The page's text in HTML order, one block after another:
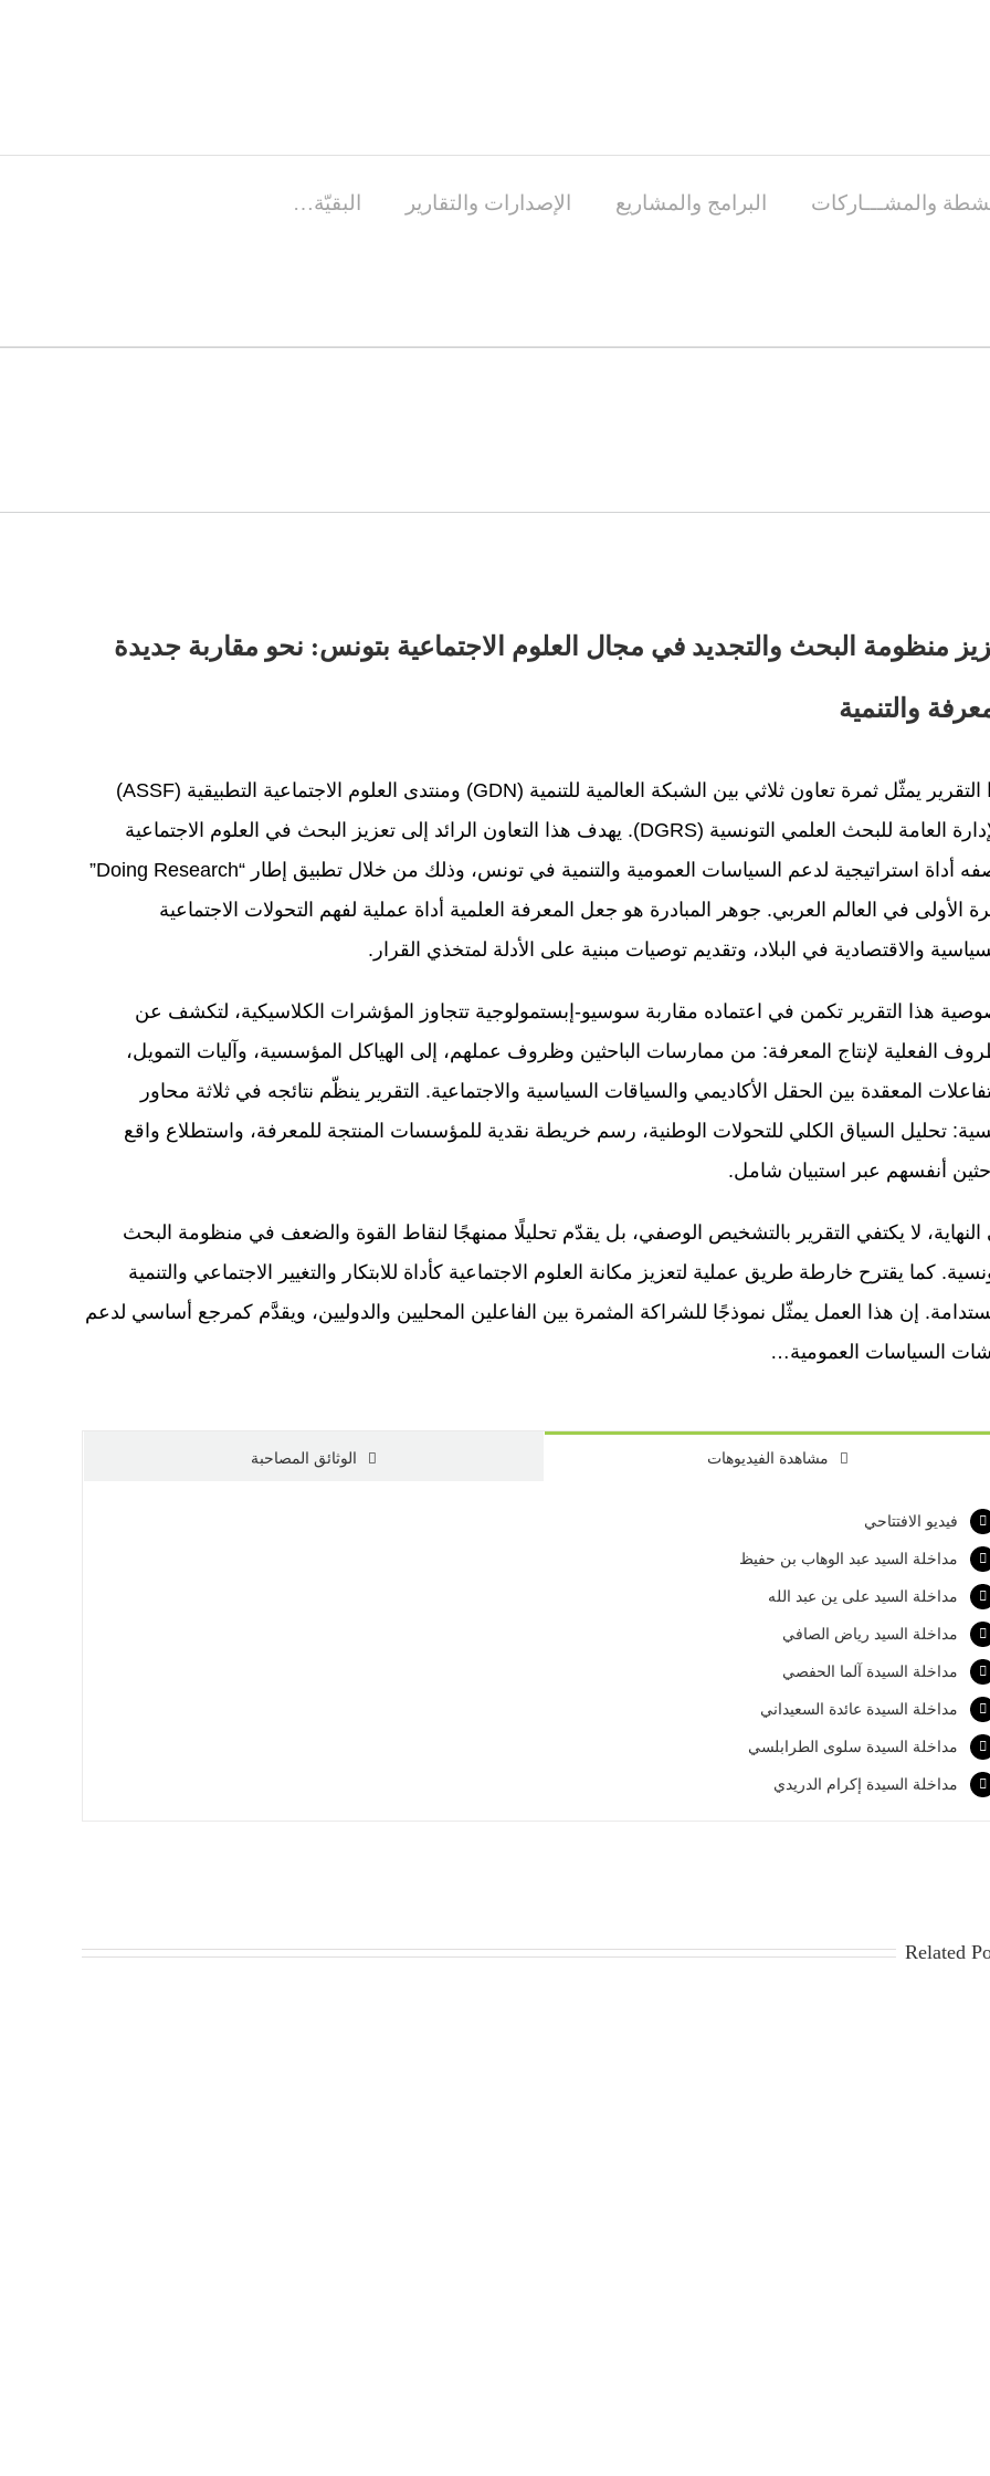
والمشـــاركات البرامج والمشاريع الإصدارات والتقارير البقيّة…
منظومة البحث والتجديد في مجال العلوم الاجتماعية بتونس: نحو مقاربة جديدة
والتنمية
هذا التقرير يمثّل ثمرة تعاون ثلاثي بين الشبكة العالمية للتنمية (GDN) ومنتدى العلوم الاجتماعية التطبيقية (ASSF)
والإدارة العامة للبحث العلمي التونسية (DGRS). يهدف هذا التعاون الرائد إلى تعزيز البحث في العلوم الاجتماعية
بوصفه أداة استراتيجية لدعم السياسات العمومية والتنمية في تونس، وذلك من خلال تطبيق إطار “Doing Research”
الأولى في العالم العربي. جوهر المبادرة هو جعل المعرفة العلمية أداة عملية لفهم التحولات الاجتماعية
والاقتصادية في البلاد، وتقديم توصيات مبنية على الأدلة لمتخذي القرار.
هذا التقرير تكمن في اعتماده مقاربة سوسيو-إبستمولوجية تتجاوز المؤشرات الكلاسيكية، لتكشف عن
الفعلية لإنتاج المعرفة: من ممارسات الباحثين وظروف عملهم، إلى الهياكل المؤسسية، وآليات التمويل،
المعقدة بين الحقل الأكاديمي والسياقات السياسية والاجتماعية. التقرير ينظّم نتائجه في ثلاثة محاور
تحليل السياق الكلي للتحولات الوطنية، رسم خريطة نقدية للمؤسسات المنتجة للمعرفة، واستطلاع واقع
أنفسهم عبر استبيان شامل.
لا يكتفي التقرير بالتشخيص الوصفي، بل يقدّم تحليلًا ممنهجًا لنقاط القوة والضعف في منظومة البحث
كما يقترح خارطة طريق عملية لتعزيز مكانة العلوم الاجتماعية كأداة للابتكار والتغيير الاجتماعي والتنمية
إن هذا العمل يمثّل نموذجًا للشراكة المثمرة بين الفاعلين المحليين والدوليين، ويقدَّم كمرجع أساسي لدعم
السياسات العمومية…
مشاهدة الفيديوهات الوثائق المصاحبة
فيديو الافتتاحي
مداخلة السيد عبد الوهاب بن حفيظ
مداخلة السيد على ين عبد الله
مداخلة السيد رياض الصافي
مداخلة السيدة آلما الحفصي
مداخلة السيدة عائدة السعيداني
مداخلة السيدة سلوى الطرابلسي
مداخلة السيدة إكرام الدريدي
Related